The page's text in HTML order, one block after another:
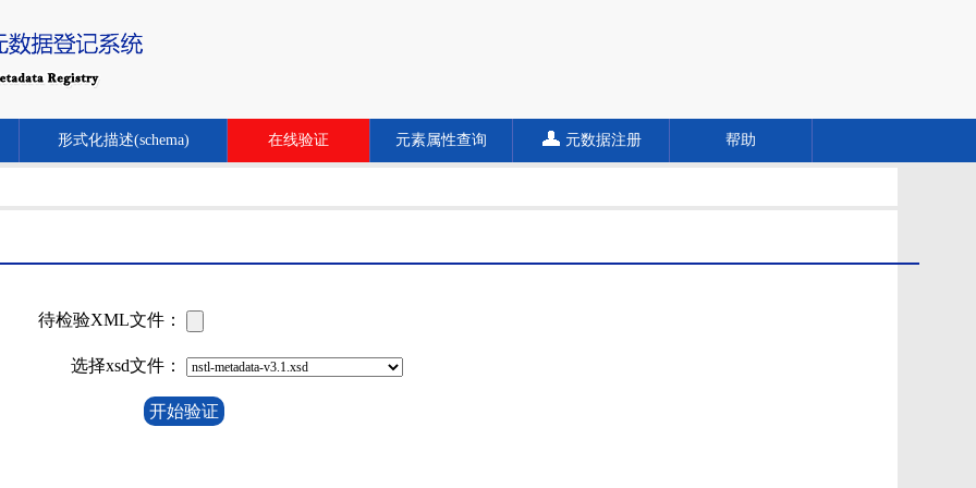
形式化描述(schema) 在线验证 元素属性查询 元数据注册 帮助
待检验XML文件：
选择xsd文件：
开始验证